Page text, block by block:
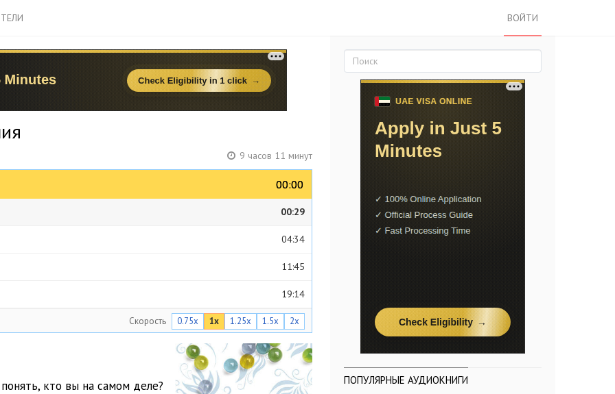
ВОЙТИ
9 часов 11 минут
00:00
00:00
00:29
04:34
11:45
19:14
17:50
19:07
14:28
Скорость 0.75x 1x 1.25x 1.5x 2x
кто вы на самом деле?
ПОПУЛЯРНЫЕ АУДИОКНИГИ